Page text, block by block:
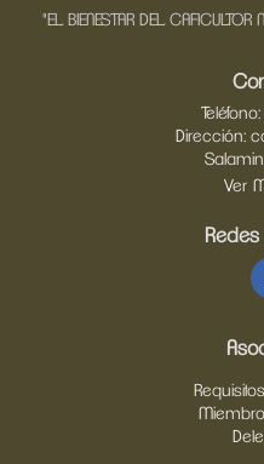
"EL BIENESTAR DEL
Dirección:
Ver